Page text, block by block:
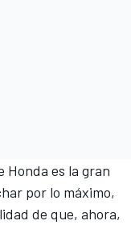
Honda es la gran
por lo máximo,
de que, ahora,